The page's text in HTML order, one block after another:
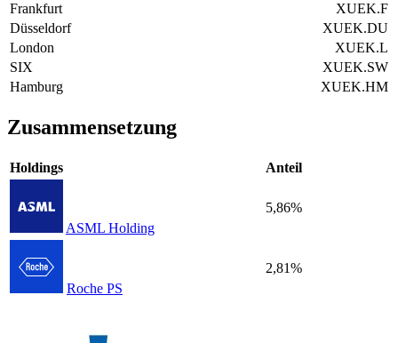
Frankfurt
XUEK.F
Düsseldorf
XUEK.DU
London
XUEK.L
SIX
XUEK.SW
Hamburg
XUEK.HM
Zusammensetzung
Holdings Anteil
ASML Holding
5,86%
Roche PS
2,81%